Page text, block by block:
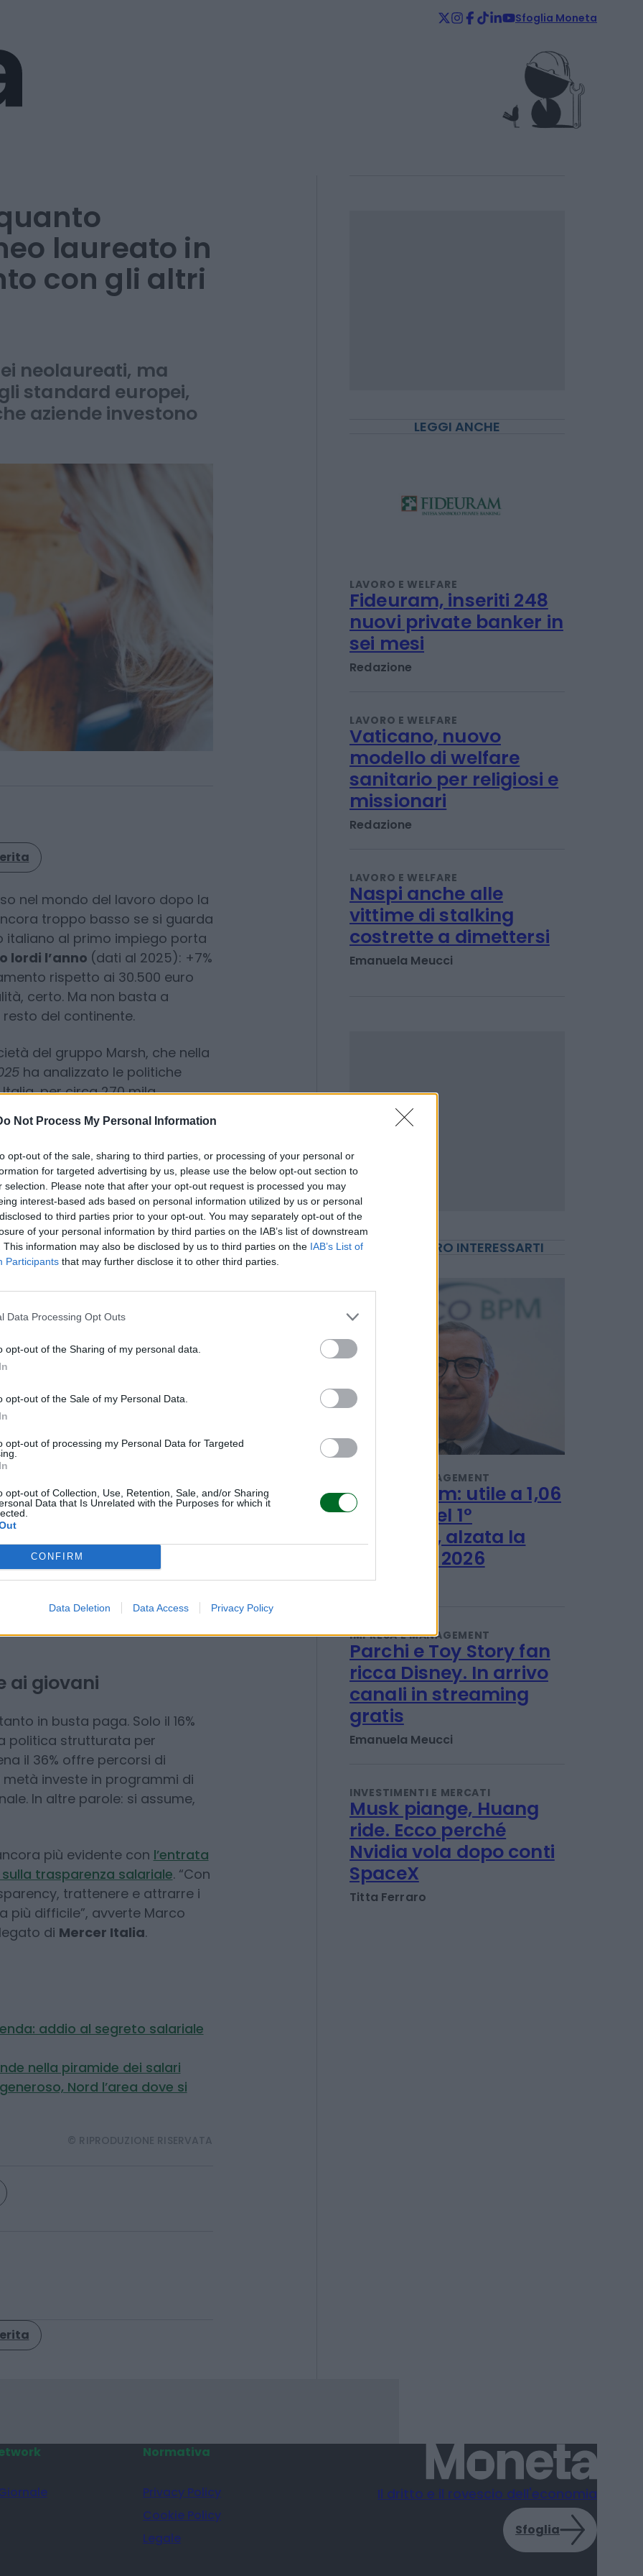
Not Process My Personal Information
opt-out of the sale, sharing to third parties, or processing of your personal or
for targeted advertising by us, please use the below opt-out section to
selection. Please note that after your opt-out request is processed you may
interest-based ads based on personal information utilized by us or personal
to third parties prior to your opt-out. You may separately opt-out of the
of your personal information by third parties on the IAB’s list of downstream
This information may also be disclosed by us to third parties on the IAB’s List of
Participants that may further disclose it to other third parties.
Data Processing Opt Outs
opt-out of the Sharing of my personal data.
opt-out of the Sale of my Personal Data.
opt-out of processing my Personal Data for Targeted
opt-out of Collection, Use, Retention, Sale, and/or Sharing
Data that Is Unrelated with the Purposes for which it
CONFIRM
Data Deletion Data Access Privacy Policy
Sfoglia Moneta
laureato in
neolaureati, ma
standard europei,
aziende investono
nel mondo del lavoro dopo la
troppo basso se si guarda
al primo impiego porta
lordi l’anno(dati al 2025): +7%
certo. Ma non basta a
resto del continente.
del gruppo Marsh, che nella
per circa 270 mila
fotografa imprese medio-
e oltre 1.400 dipendenti.
che si conferma il
di 34.000 euro, il 6,25%
il manifatturiero (33.525
la tecnologia avanzata
28.400 euro di retribuzione
italiana. Un differenziale che
lavoro sempre più mobile.
nella parte bassa
oltreconfine. L’Italia resta
e Polonia
, che tuttavia
Negli ultimi tre anni gli stipendi
e addirittura del 41% in
divario che non è solo
ai giovani
in busta paga. Solo il 16%
politica strutturata per
il 36% offre percorsi di
In altre parole: si assume,
più evidente conl’entrata
trasparenza salariale
addio al segreto salariale
nella piramide dei salari
LEGGI ANCHE
LAVORO E WELFARE
Fideuram, inseriti 248
Redazione
LAVORO E WELFARE
Vaticano, nuovo
modello di welfare
Redazione
LAVORO E WELFARE
Naspi anche alle
POTREBBERO INTERESSARTI
IMPRESA E MANAGEMENT
Banco Bpm: utile a 1,06
miliardi nel 1°
Titta Ferraro
IMPRESA E MANAGEMENT
Parchi e Toy Story fan
ricca Disney. In arrivo
Emanuela Meucci
INVESTIMENTI E MERCATI
Musk piange, Huang
ride. Ecco perché
Normativa
Il dritto e il rovescio dell'economia